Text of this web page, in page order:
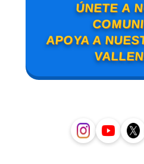
ÚNETE A
APOYA A